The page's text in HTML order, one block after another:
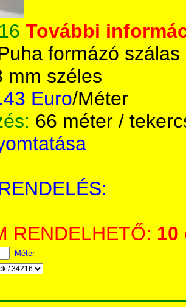
További
formázó szálas
mm széles
Euro/Méter
66 méter /
RENDELHETŐ: 10
Méter